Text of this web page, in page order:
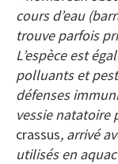
cours d’eau
trouve parfois
L’espèce est
polluants et
défenses
vessie natatoire
crassus, arrivé
utilisés en